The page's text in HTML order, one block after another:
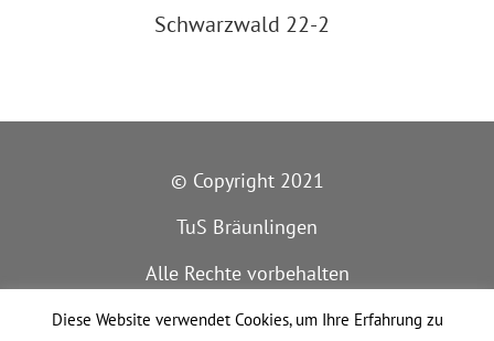
Schwarzwald 22-2
© Copyright 2021
TuS Bräunlingen
Alle Rechte vorbehalten
IMPRESSUM
Diese Website verwendet Cookies, um Ihre Erfahrung zu